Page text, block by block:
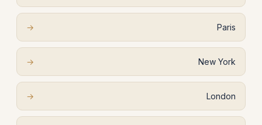
Paris
→
New York
→
London
→